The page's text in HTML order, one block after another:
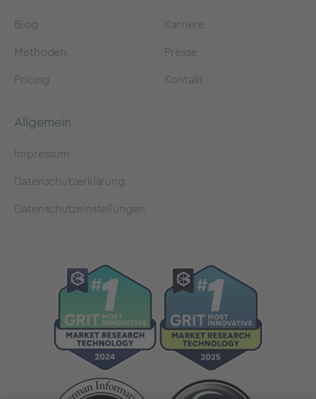
Blog
Methoden
Pricing
Karriere
Presse
Kontakt
Allgemein
Impressum
Datenschutzerklärung
Datenschutzeinstellungen